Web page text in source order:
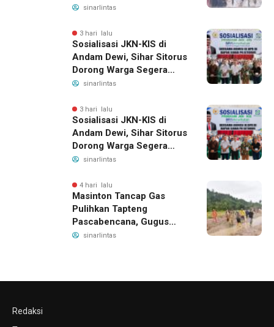
Horsik
sinarlintas
3 hari lalu
Sosialisasi JKN-KIS di
Andam Dewi, Sihar Sitorus
Dorong Warga Segera
Daftar BPJS Kesehatan
sinarlintas
3 hari lalu
Sosialisasi JKN-KIS di
Andam Dewi, Sihar Sitorus
Dorong Warga Segera
Daftar BPJS Kesehatan
sinarlintas
4 hari lalu
Masinton Tancap Gas
Pulihkan Tapteng
Pascabencana, Gugus
Tugas SAHATA SAOLOAN
sinarlintas
Redaksi